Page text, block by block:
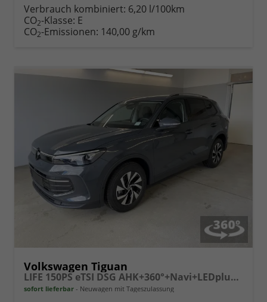
anfordern
Datei,
Verbrauch kombiniert: 6,20 l/100km
CO2-Klasse: E
CO2-Emissionen: 140,00 g/km
Volkswagen Tiguan
LIFE 150PS eTSI DSG AHK+360°+Navi+LEDplus+Lenkradheiz+IQ.Drive+ACC+eHeck
sofort lieferbar Neuwagen mit Tageszulassung